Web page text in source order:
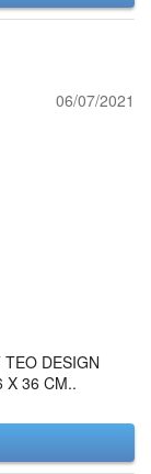
06/07/2021
DESIGN
X 36 CM..